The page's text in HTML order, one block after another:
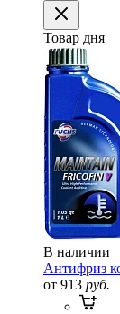
Товар дня
В наличии
Антифриз
от 913 руб.